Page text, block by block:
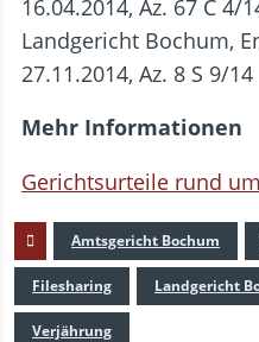
16.04.2014, Az. 67 C 4/
Landgericht Bochum,
27.11.2014, Az. 8 S 9/14
Mehr Informationen
Gerichtsurteile rund
Amtsgericht Bochum
Filesharing Landgericht
Verjährung